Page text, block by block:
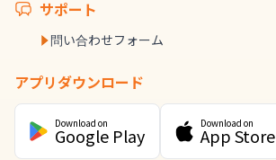
サポート
問い合わせフォーム
アプリダウンロード
Download on
Google Play
Download on
App Store